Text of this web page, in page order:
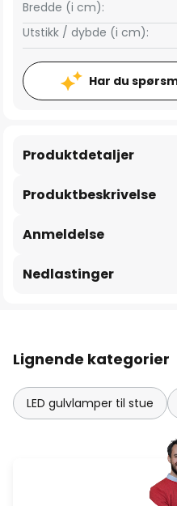
Bredde (i cm):
Utstikk / dybde (i cm):
Har du
Produktbeskrivelse
Produktdetaljer
Anmeldelse
Nedlastinger
Lignende kategorier
LED gulvlamper til stue